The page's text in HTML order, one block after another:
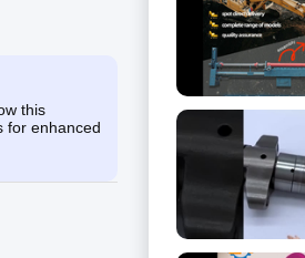
this
for enhanced